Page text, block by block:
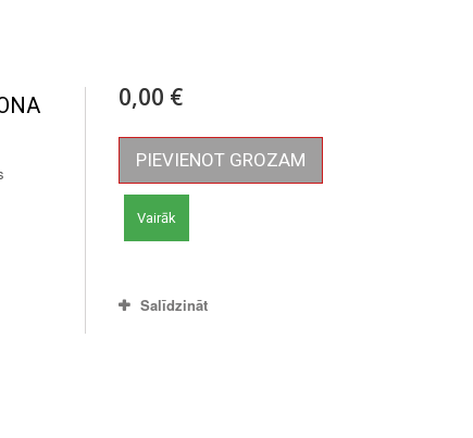
0,00 €
PIEVIENOT GROZAM
Vairāk
Salīdzināt